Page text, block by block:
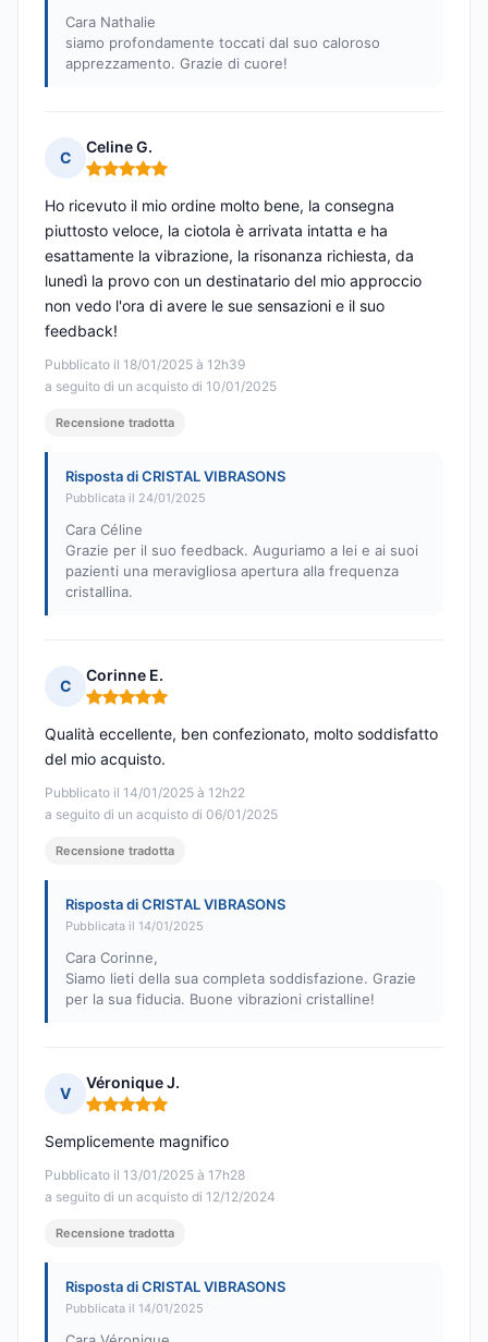
Cara Nathalie
siamo profondamente toccati dal suo caloroso
apprezzamento. Grazie di cuore!
C
Celine G.
Nota: 5 su 5
Pubblicato il 18/01/2025 à 12h39
a seguito di un acquisto di 10/01/2025
Ho ricevuto il mio ordine molto bene, la consegna
piuttosto veloce, la ciotola è arrivata intatta e ha
esattamente la vibrazione, la risonanza richiesta, da
lunedì la provo con un destinatario del mio approccio
non vedo l'ora di avere le sue sensazioni e il suo
feedback!
Recensione tradotta
Risposta di CRISTAL VIBRASONS
Pubblicata il 24/01/2025
Cara Céline
Grazie per il suo feedback. Auguriamo a lei e ai suoi
pazienti una meravigliosa apertura alla frequenza
cristallina.
C
Corinne E.
Nota: 5 su 5
Pubblicato il 14/01/2025 à 12h22
a seguito di un acquisto di 06/01/2025
Qualità eccellente, ben confezionato, molto soddisfatto
del mio acquisto.
Recensione tradotta
Risposta di CRISTAL VIBRASONS
Pubblicata il 14/01/2025
Cara Corinne,
Siamo lieti della sua completa soddisfazione. Grazie
per la sua fiducia. Buone vibrazioni cristalline!
V
Véronique J.
Nota: 5 su 5
Pubblicato il 13/01/2025 à 17h28
a seguito di un acquisto di 12/12/2024
Semplicemente magnifico
Recensione tradotta
Risposta di CRISTAL VIBRASONS
Pubblicata il 14/01/2025